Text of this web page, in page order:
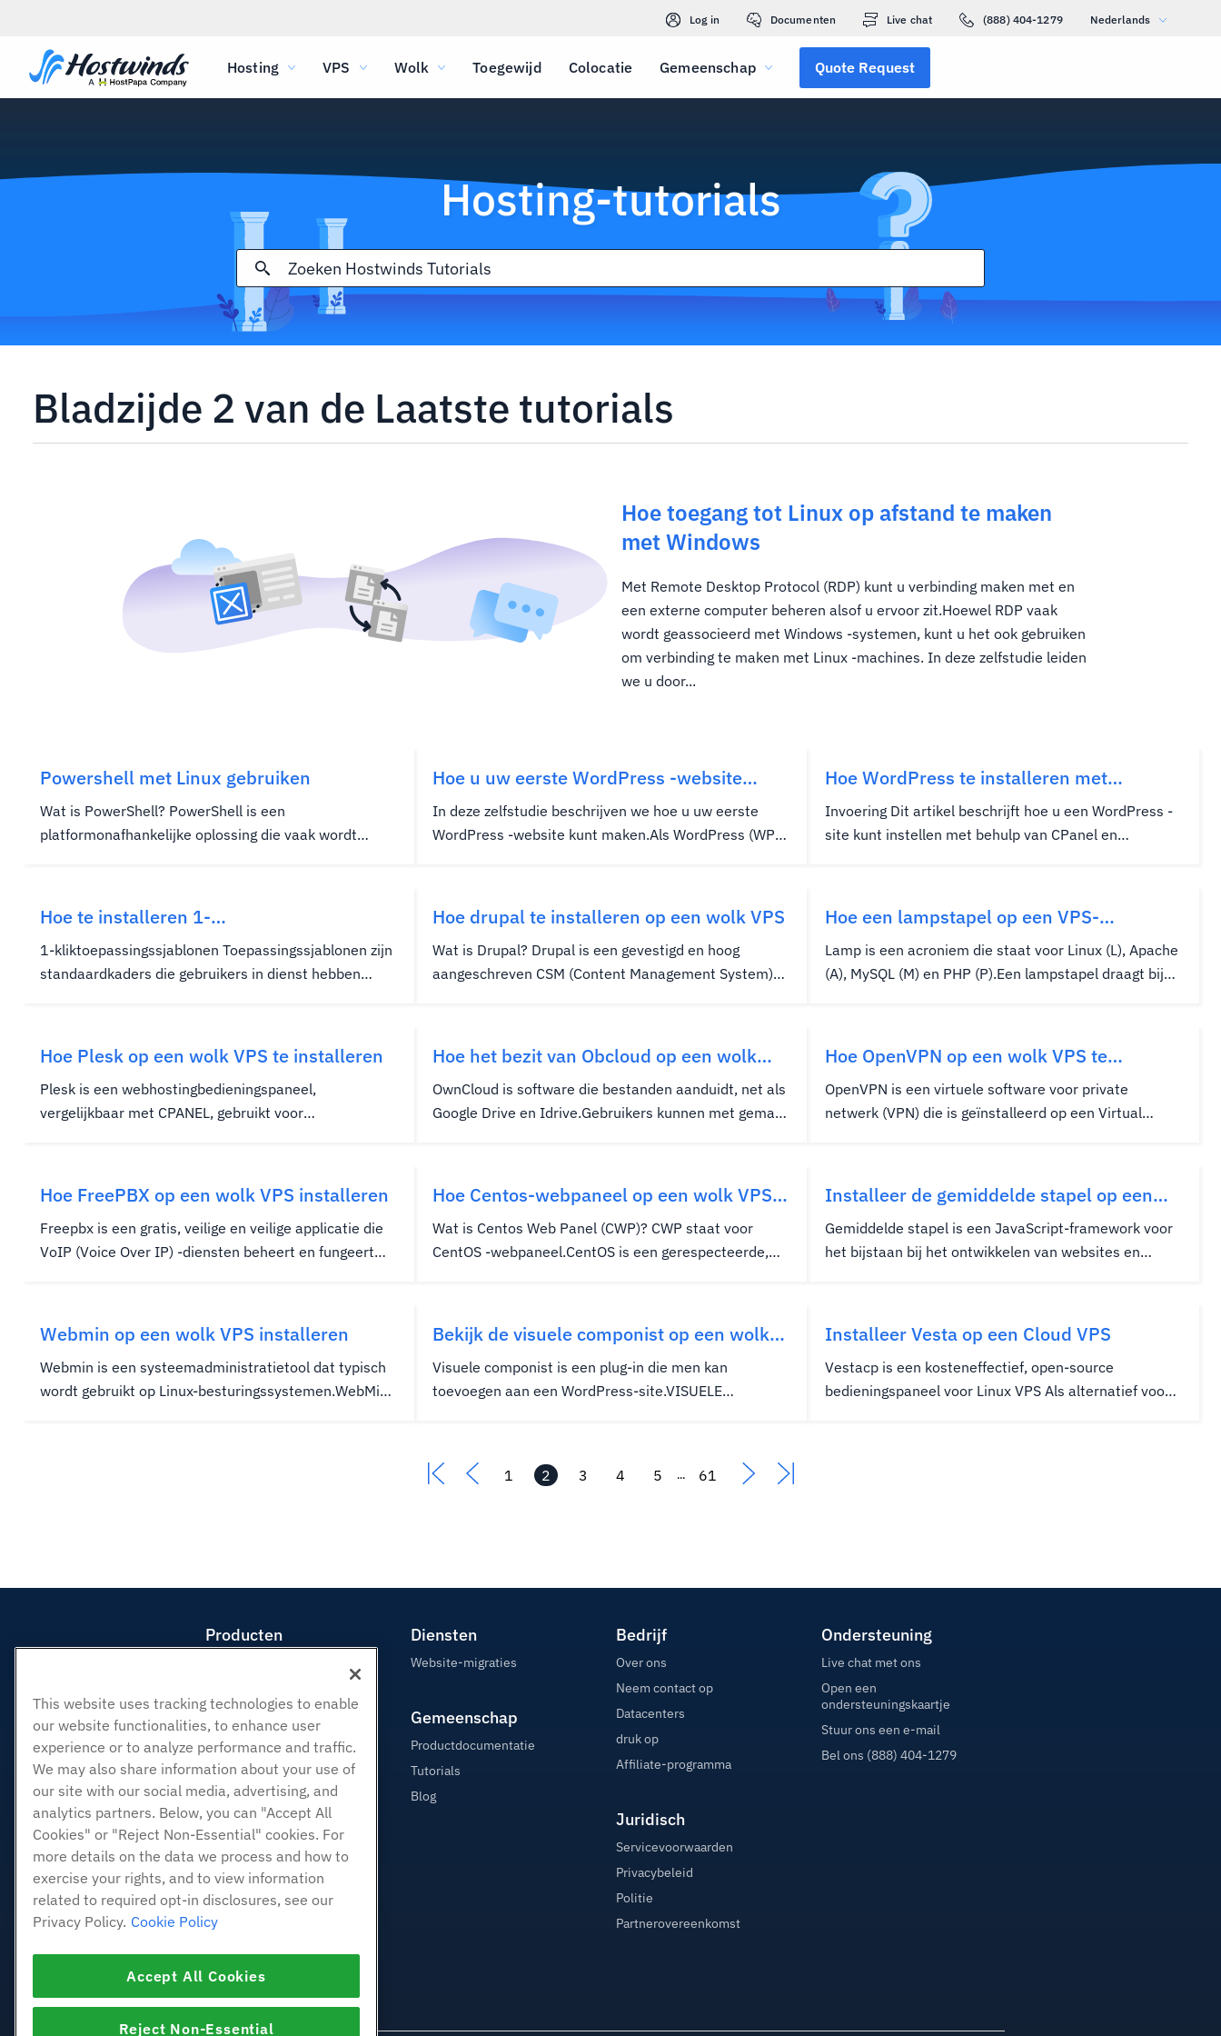
Log in Documenten Live chat (888) 404-1279 Nederlands
Hosting VPS Wolk Toegewijd Colocatie Gemeenschap Quote Request
Hosting-tutorials
Bladzijde 2 van de Laatste tutorials
Hoe toegang tot Linux op afstand te maken
met Windows
Met Remote Desktop Protocol (RDP) kunt u verbinding maken met en
een externe computer beheren alsof u ervoor zit.Hoewel RDP vaak
wordt geassocieerd met Windows -systemen, kunt u het ook gebruiken
om verbinding te maken met Linux -machines. In deze zelfstudie leiden
we u door...
Powershell met Linux gebruiken
Wat is PowerShell? PowerShell is een
platformonafhankelijke oplossing die vaak wordt
voor algemene codering.PowerShell bestaat uit een
opdrachtregelschelp, een scripttaal en een...
Hoe u uw eerste WordPress -website
maakt
In deze zelfstudie beschrijven we hoe u uw eerste
WordPress -website kunt maken.Als WordPress (WP)
WP -pagina maken Navigeer met behulp van uw
WordPress...
Hoe WordPress te installeren met
Softaculous in CPanel
Invoering Dit artikel beschrijft hoe u een WordPress -
site kunt instellen met behulp van CPanel en
gebruikt om blogs en websites te bouwen.CPanel is
een webhostingcontrolepaneel (...
Hoe te installeren 1-
kliktoepassingssjablonen op een
hostwinds VPS- of cloudserver
1-kliktoepassingssjablonen Toepassingssjablonen zijn
standaardkaders die gebruikers in dienst hebben
gebouwd.Afhankelijk van de sjabloon kunnen
ontwikkelaars de applicatie- en...
Hoe drupal te installeren op een wolk VPS
Wat is Drupal? Drupal is een gevestigd en hoog
aangeschreven CSM (Content Management System)
beveiliging voor grotere schaalsystemen en heeft het
gebruik gevonden door de...
Hoe een lampstapel op een VPS-
cloudserver installeert
Lamp is een acroniem die staat voor Linux (L), Apache
(A), MySQL (M) en PHP (P).Een lampstapel draagt bij
hosting.De lampstapelconstructie ondersteunt
gevestigde toepassingen zoals...
Hoe Plesk op een wolk VPS te installeren
Plesk is een webhostingbedieningspaneel,
vergelijkbaar met CPANEL, gebruikt voor
aangeboden gratis proeven te werken.Hoewel Plesk
niet helemaal gratis is, biedt het meerdere...
Hoe het bezit van Obcloud op een wolk
VPS
OwnCloud is software die bestanden aanduidt, net als
Google Drive en Idrive.Gebruikers kunnen met gemak
en gebruikt.Extra eigen uitkeringen zijn inclusief, maar
zijn...
Hoe OpenVPN op een wolk VPS te
installeren
OpenVPN is een virtuele software voor private
netwerk (VPN) die is geïnstalleerd op een Virtual
SSH- of RDP -sessie moet verbinding maken.U kunt
apparaten aansluiten op de...
Hoe FreePBX op een wolk VPS installeren
Freepbx is een gratis, veilige en veilige applicatie die
VoIP (Voice Over IP) -diensten beheert en fungeert
en schaalbaarheid om te helpen bij het voldoen aan
de...
Hoe Centos-webpaneel op een wolk VPS
installeren
Wat is Centos Web Panel (CWP)? CWP staat voor
CentOS -webpaneel.CentOS is een gerespecteerde,
eenvoudig beheer van Toegewijde servers en VPS -
servers zonder voor elke taak een SSH...
Installeer de gemiddelde stapel op een
cloud VPS
Gemiddelde stapel is een JavaScript-framework voor
het bijstaan bij het ontwikkelen van websites en
(database), Express.js (software), Angular.js (Web
Framework) en NODEJS (...
Webmin op een wolk VPS installeren
Webmin is een systeemadministratietool dat typisch
wordt gebruikt op Linux-besturingssystemen.WebMin
Bekijk de visuele componist op een wolk
VPS
Visuele componist is een plug-in die men kan
toevoegen aan een WordPress-site.VISUELE
persoonlijke portefeuilles en meer te maken.Veel als
Weebly, visuele componist maakt het aanpassen van
Installeer Vesta op een Cloud VPS
Vestacp is een kosteneffectief, open-source
bedieningspaneel voor Linux VPS Als alternatief voor
1 2 3 4 5 ... 61
Producten
Hosting door wederverkopers
White Label-wederverkoper
Beheerde Linux VPS
Onbemanig Linux VPS
Beheerde ramen VPS
Onbeheerde Windows VPS
Cloud Servers
Load Balancers
Blokkeer opslag
SSL Certificaten
Diensten
Website-migraties
Gemeenschap
Productdocumentatie
Tutorials
Blog
Bedrijf
Over ons
Neem contact op
Datacenters
druk op
Affiliate-programma
Juridisch
Servicevoorwaarden
Privacybeleid
Politie
Partnerovereenkomst
Ondersteuning
Live chat met ons
Open een
ondersteuningskaartje
Stuur ons een e-mail
Bel ons (888) 404-1279
This website uses tracking technologies to enable
our website functionalities, to enhance user
experience or to analyze performance and traffic.
We may also share information about your use of
our site with our social media, advertising, and
analytics partners. Below, you can "Accept All
Cookies" or "Reject Non-Essential" cookies. For
more details on the data we process and how to
exercise your rights, and to view information
related to required opt-in disclosures, see our
Privacy Policy. Cookie Policy
Accept All Cookies
Reject Non-Essential